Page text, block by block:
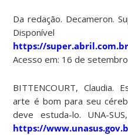
Da redação. Decameron.
https://
Acesso em: 16 de
BITTENCOURT, Claudia.
arte é bom para seu
deve estuda-lo. UNA-
https://